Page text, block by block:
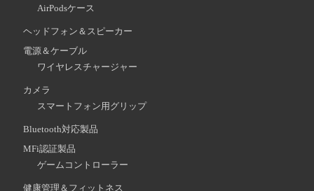
AirPodsケース
ヘッドフォン＆スピーカー
電源＆ケーブル
ワイヤレスチャージャー
カメラ
スマートフォン用グリップ
Bluetooth対応製品
MFi認証製品
ゲームコントローラー
健康管理＆フィットネス